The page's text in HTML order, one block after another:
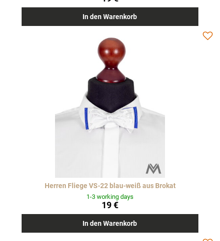
In den Warenkorb
Herren Fliege VS-22 blau-weiß aus Brokat
1-3 working days
19 €
In den Warenkorb